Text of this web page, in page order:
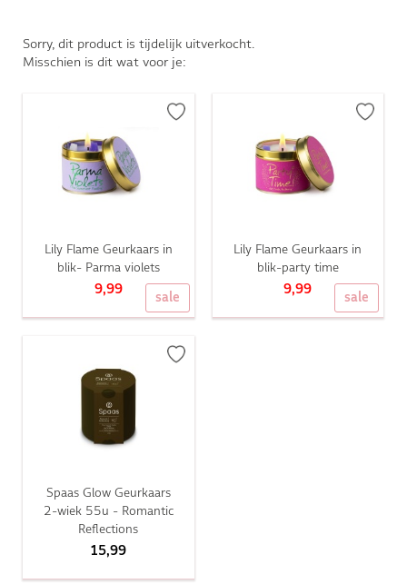
Sorry, dit product is tijdelijk uitverkocht.
Misschien is dit wat voor je:
sale
Lily Flame Geurkaars in
blik- Parma violets
9,99
sale
Lily Flame Geurkaars in
blik-party time
9,99
Spaas Glow Geurkaars
2-wiek 55u - Romantic
Reflections
15,99